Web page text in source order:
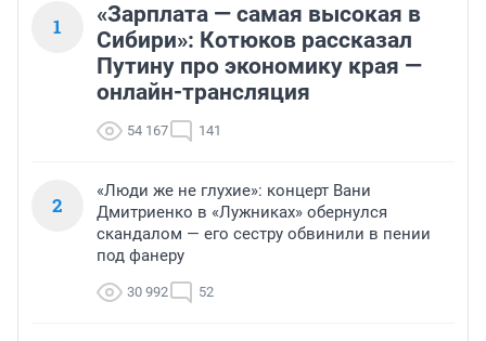
1
«Зарплата — самая высокая в
Сибири»: Котюков рассказал
Путину про экономику края —
онлайн-трансляция
54 167 141
2
«Люди же не глухие»: концерт Вани
Дмитриенко в «Лужниках» обернулся
скандалом — его сестру обвинили в пении
под фанеру
30 992 52